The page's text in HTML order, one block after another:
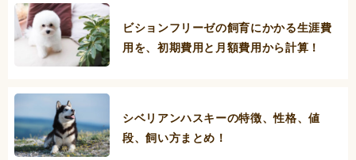
ビションフリーゼの飼育にかかる生涯費
用を、初期費用と月額費用から計算！
シベリアンハスキーの特徴、性格、値
段、飼い方まとめ！